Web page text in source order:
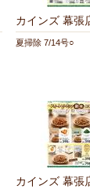
カインズ 幕張
夏掃除 7/14号○
カインズ 幕張